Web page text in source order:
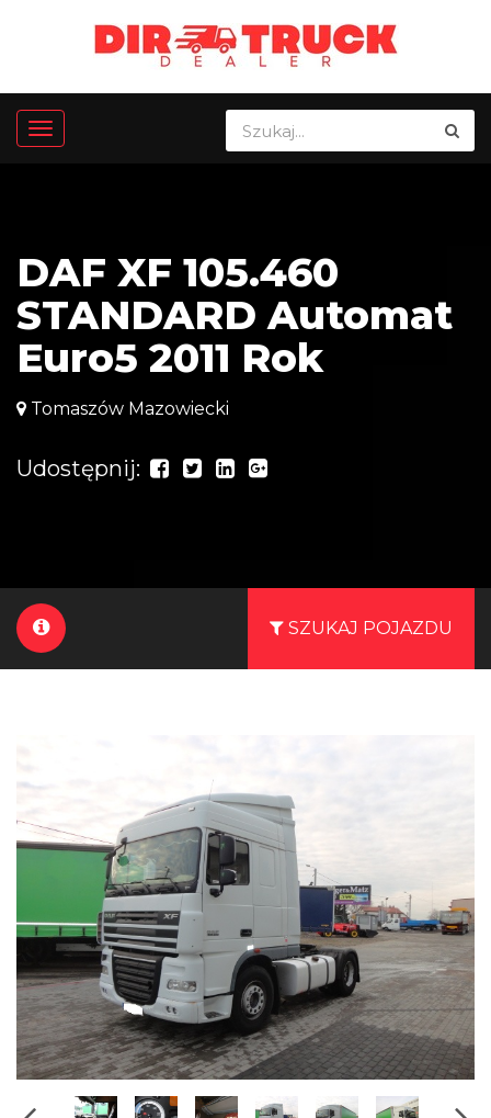
DAF XF 105.460
STANDARD Automat
Euro5 2011 Rok
Tomaszów Mazowiecki
Udostępnij:
SZUKAJ POJAZDU